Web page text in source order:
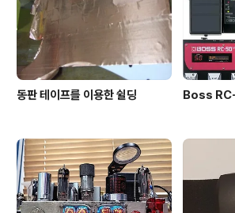
동판 테이프를 이용한 쉴딩 Boss RC-